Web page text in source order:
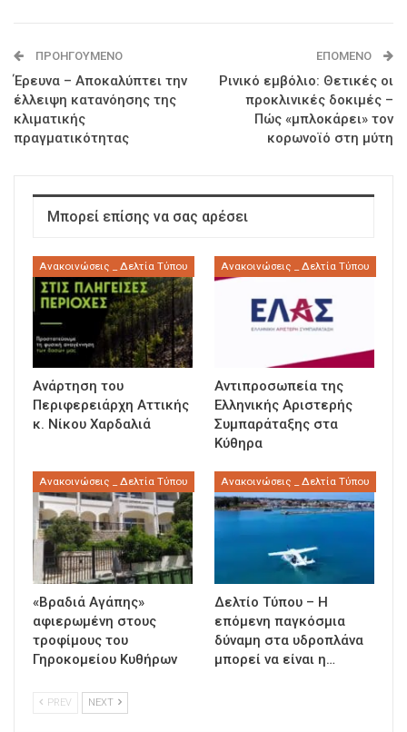
ΠΡΟΗΓΟΎΜΕΝΟ
Έρευνα – Αποκαλύπτει την
έλλειψη κατανόησης της
κλιματικής
πραγματικότητας
ΕΠΌΜΕΝΟ
Ρινικό εμβόλιο: Θετικές οι
προκλινικές δοκιμές –
Πώς «μπλοκάρει» τον
κορωνοϊό στη μύτη
Μπορεί επίσης να σας αρέσει
Ανακοινώσεις _ Δελτία Τύπου
Ανάρτηση του
Περιφερειάρχη Αττικής
κ. Νίκου Χαρδαλιά
Ανακοινώσεις _ Δελτία Τύπου
Αντιπροσωπεία της
Ελληνικής Αριστερής
Συμπαράταξης στα
Κύθηρα
Ανακοινώσεις _ Δελτία Τύπου
«Βραδιά Αγάπης»
αφιερωμένη στους
τροφίμους του
Γηροκομείου Κυθήρων
Ανακοινώσεις _ Δελτία Τύπου
Δελτίο Τύπου – Η
επόμενη παγκόσμια
δύναμη στα υδροπλάνα
μπορεί να είναι η…
PREV NEXT